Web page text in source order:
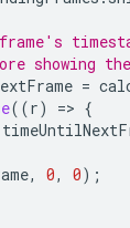
showing
=
((r) => {
, 0, 0);